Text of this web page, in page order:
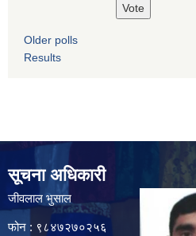
Older polls
Results
सूचना अधिकारी
जीवलाल भुसाल
फोन : ९८४७२७०२५६